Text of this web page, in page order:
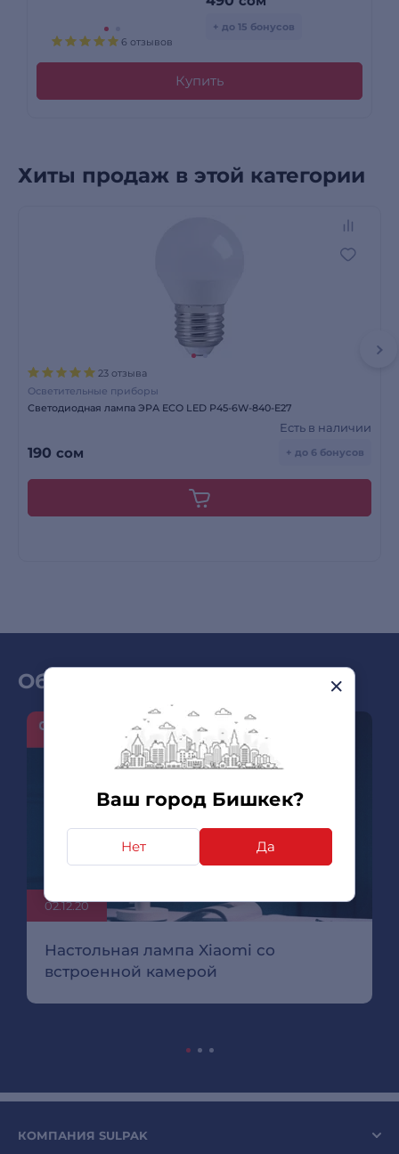
Ваш город Бишкек?
Нет Да
6 отзывов
+ до 15 бонусов
Купить
Хиты продаж в этой категории
23 отзыва
Осветительные приборы
Светодиодная лампа ЭРА ECO LED Р45-6W-840-E27
190 сом
Есть в наличии
+ до 6 бонусов
Обзоры и новинки
02.12.20
Настольная лампа Xiaomi со
встроенной камерой
КОМПАНИЯ SULPAK